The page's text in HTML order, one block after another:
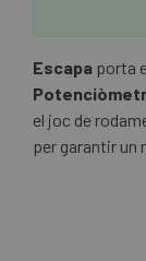
Escapa porta
el joc de
per garantir un